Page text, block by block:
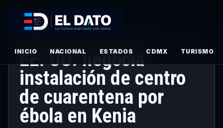
INICIO NACIONAL ESTADOS CDMX TURISMO
EE. UU. negocia
instalación de centro
de cuarentena por
ébola en Kenia